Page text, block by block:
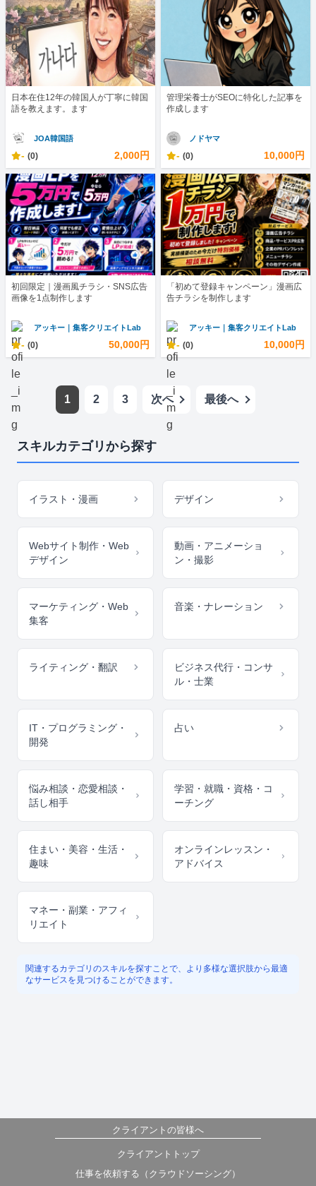
日本在住12年の韓国人が丁寧に韓国
語を教えます。ます
JOA韓国語
- (0) 2,000円
管理栄養士がSEOに特化した記事を
作成します
ノドヤマ
- (0) 10,000円
初回限定｜漫画風チラシ・SNS広告
画像を1点制作します
アッキー｜集客クリエイトLab
- (0) 50,000円
「初めて登録キャンペーン」漫画広
告チラシを制作します
アッキー｜集客クリエイトLab
- (0) 10,000円
1 2 3 次へ 最後へ
スキルカテゴリから探す
イラスト・漫画 デザイン
Webサイト制作・Web
デザイン
動画・アニメーショ
ン・撮影
マーケティング・Web
集客
音楽・ナレーション
ライティング・翻訳
ビジネス代行・コンサ
ル・士業
IT・プログラミング・
開発
占い
悩み相談・恋愛相談・
話し相手
学習・就職・資格・コ
ーチング
住まい・美容・生活・
趣味
オンラインレッスン・
アドバイス
マネー・副業・アフィ
リエイト
関連するカテゴリのスキルを探すことで、より多様な選択肢から最適
なサービスを見つけることができます。
クライアントの皆様へ
クライアントトップ
仕事を依頼する（クラウドソーシング）